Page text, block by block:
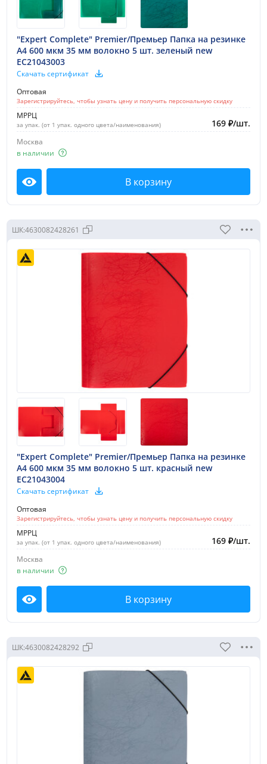
"Expert Complete" Premier/Премьер Папка на резинке
A4 600 мкм 35 мм волокно 5 шт. зеленый new
EC21043003
Скачать сертификат
Оптовая
Зарегистрируйтесь, чтобы узнать цену и получить персональную скидку
МРРЦ
за упак. (от 1 упак. одного цвета/наименования) 169 ₽/шт.
Москва
в наличии
Посмотреть В корзину
ШК:4630082428261
"Expert Complete" Premier/Премьер Папка на резинке
A4 600 мкм 35 мм волокно 5 шт. красный new
EC21043004
Скачать сертификат
Оптовая
Зарегистрируйтесь, чтобы узнать цену и получить персональную скидку
МРРЦ
за упак. (от 1 упак. одного цвета/наименования) 169 ₽/шт.
Москва
в наличии
Посмотреть В корзину
ШК:4630082428292